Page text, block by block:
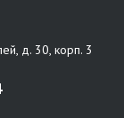
д. 30, корп. 3